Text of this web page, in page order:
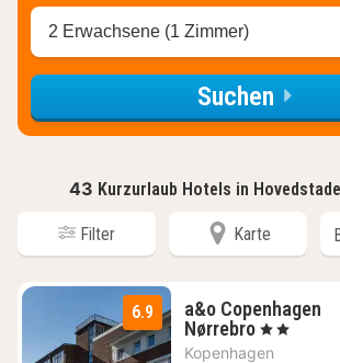
2 Erwachsene (1 Zimmer)
Suchen
43 Kurzurlaub Hotels in
Filter Karte
6.9
a&o Copenhagen
Nørrebro2
Nächte
, 2 Sterne
Kopenhagen